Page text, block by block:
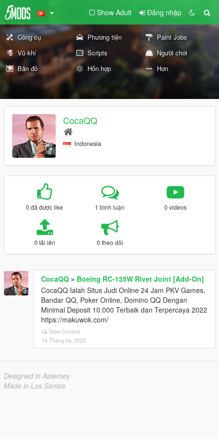
Show Adult Đăng nhập
Công cụ Phương tiện
Paint Jobs
Vũ khí
Scripts
Người chơi
Bản đồ
Hỗn hợp Hơn
CocaQQ
Indonesia
0 đã được like 1 bình luận 0 videos
0 tải lên 0 theo dõi
CocaQQ » Boeing RC-135W Rivet Joint [Add-On]
CocaQQ Ialah Situs Judi Online 24 Jam PKV Games,
Bandar QQ, Poker Online, Domino QQ Dengan
Minimal Deposit 10.000 Terbaik dan Terpercaya 2022
https://makuwok.com/
View Context
14 Tháng ba, 2022
Designed in Alderney
Made in Los Santos